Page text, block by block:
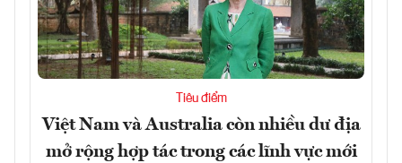
Tiêu điểm
Việt Nam và Australia còn nhiều dư địa
mở rộng hợp tác trong các lĩnh vực mới